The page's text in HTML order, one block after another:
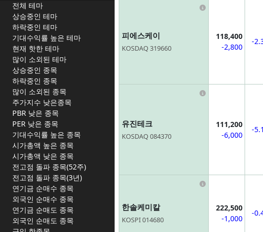
전체 테마
상승중인 테마
하락중인 테마
기대수익률 높은 테마
현재 핫한 테마
많이 소외된 테마
상승중인 종목
하락중인 종목
많이 소외된 종목
주가지수 낮은종목
PBR 낮은 종목
PER 낮은 종목
기대수익률 높은 종목
시가총액 높은 종목
시가총액 낮은 종목
전고점 돌파 종목(52주)
전고점 돌파 종목(3년)
연기금 순매수 종목
외국인 순매수 종목
연기금 순매도 종목
외국인 순매도 종목
피에스케이
KOSDAQ 319660
Information
118,400
-2,800
-
유진테크
KOSDAQ 084370
Information
111,200
-6,000
-
한솔케미칼
KOSPI 014680
Information
222,500
-1,000
-